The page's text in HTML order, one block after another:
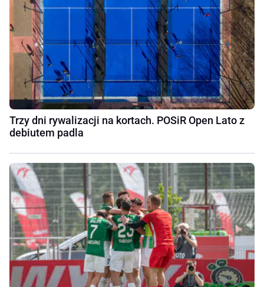
Trzy dni rywalizacji na kortach. POSiR Open Lato z
debiutem padla